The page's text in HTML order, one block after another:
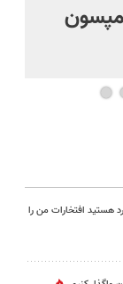
هستید افتخارات من را